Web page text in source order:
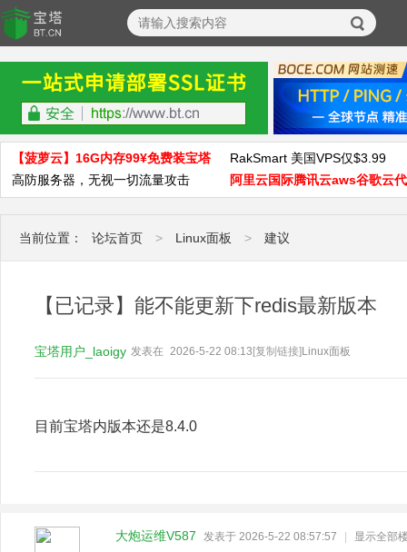
【菠萝云】16G内存99¥免费装宝塔
RakSmart 美国VPS仅$3.99
高防服务器，无视一切流量攻击
阿里云国际腾讯云aws谷歌云
当前位置： 论坛首页 > Linux面板 > 建议
【已记录】能不能更新下redis最新版本
宝塔用户_laoigy 发表在 Linux面板
2026-5-22 08:13 [复制链接]
目前宝塔内版本还是8.4.0
大炮运维V587 发表于 2026-5-22 08:57:57 显示全部